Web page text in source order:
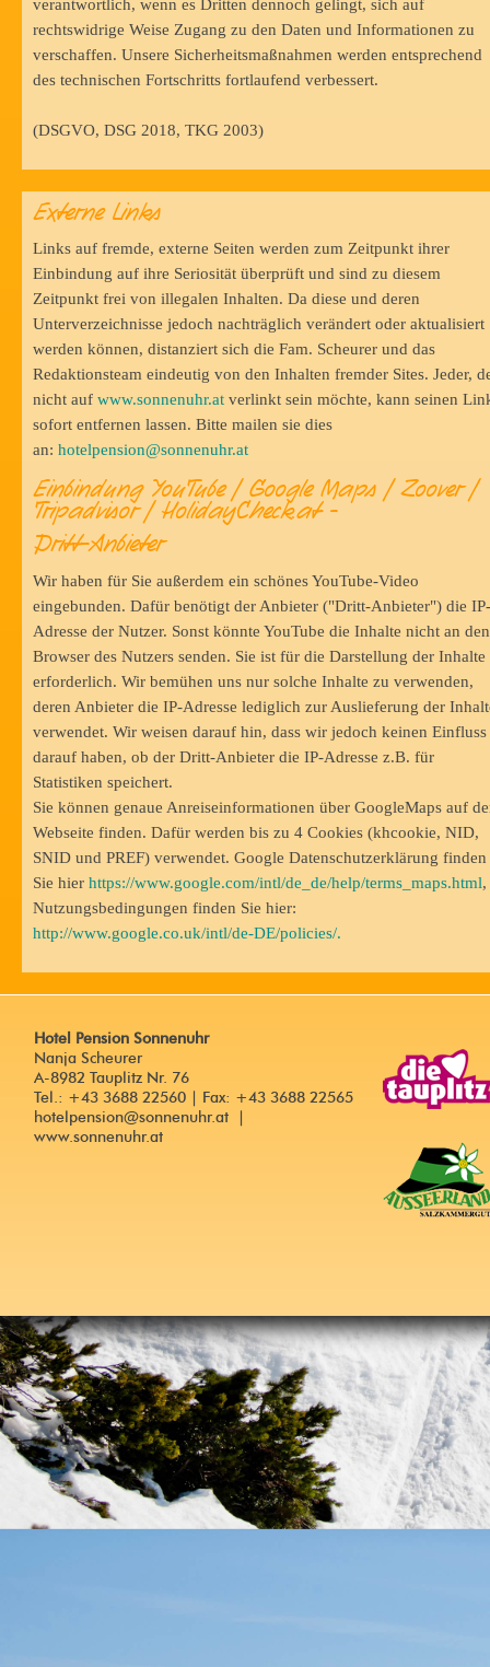
rechtswidrige Weise Zugang zu den Daten und Informationen zu
verschaffen. Unsere Sicherheitsmaßnahmen werden entsprechend
des technischen Fortschritts fortlaufend verbessert.
(DSGVO, DSG 2018, TKG 2003)
Externe Links
Links auf fremde, externe Seiten werden zum Zeitpunkt ihrer
Einbindung auf ihre Seriosität überprüft und sind zu diesem
Zeitpunkt frei von illegalen Inhalten. Da diese und deren
Unterverzeichnisse jedoch nachträglich verändert oder aktualisiert
werden können, distanziert sich die Fam. Scheurer und das
Redaktionsteam eindeutig von den Inhalten fremder Sites. Jeder,
nicht auf www.sonnenuhr.at verlinkt sein möchte, kann seinen
sofort entfernen lassen. Bitte mailen sie dies
an: hotelpension@sonnenuhr.at
Einbindung YouTube / Google Maps / Zoover /
Tripadvisor / HolidayCheck.at -
Dritt-Anbieter
Wir haben für Sie außerdem ein schönes YouTube-Video
eingebunden. Dafür benötigt der Anbieter ("Dritt-Anbieter") die IP-
Adresse der Nutzer. Sonst könnte YouTube die Inhalte nicht an den
Browser des Nutzers senden. Sie ist für die Darstellung der Inhalte
erforderlich. Wir bemühen uns nur solche Inhalte zu verwenden,
deren Anbieter die IP-Adresse lediglich zur Auslieferung der
verwendet. Wir weisen darauf hin, dass wir jedoch keinen Einfluss
darauf haben, ob der Dritt-Anbieter die IP-Adresse z.B. für
Statistiken speichert.
Sie können genaue Anreiseinformationen über GoogleMaps auf
Webseite finden. Dafür werden bis zu 4 Cookies (khcookie, NID,
SNID und PREF) verwendet. Google Datenschutzerklärung finden
Sie hier https://www.google.com/intl/de_de/help/terms_maps.html,
Nutzungsbedingungen finden Sie hier:
http://www.google.co.uk/intl/de-DE/policies/.
Hotel Pension Sonnenuhr
Nanja Scheurer
A-8982 Tauplitz Nr. 76
Tel.: +43 3688 22560 | Fax: +43 3688 22565
hotelpension@sonnenuhr.at |
www.sonnenuhr.at